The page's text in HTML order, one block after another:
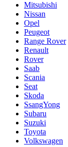
Mitsubishi
Nissan
Opel
Peugeot
Range Rover
Renault
Rover
Saab
Scania
Seat
Skoda
SsangYong
Subaru
Suzuki
Toyota
Volkswagen